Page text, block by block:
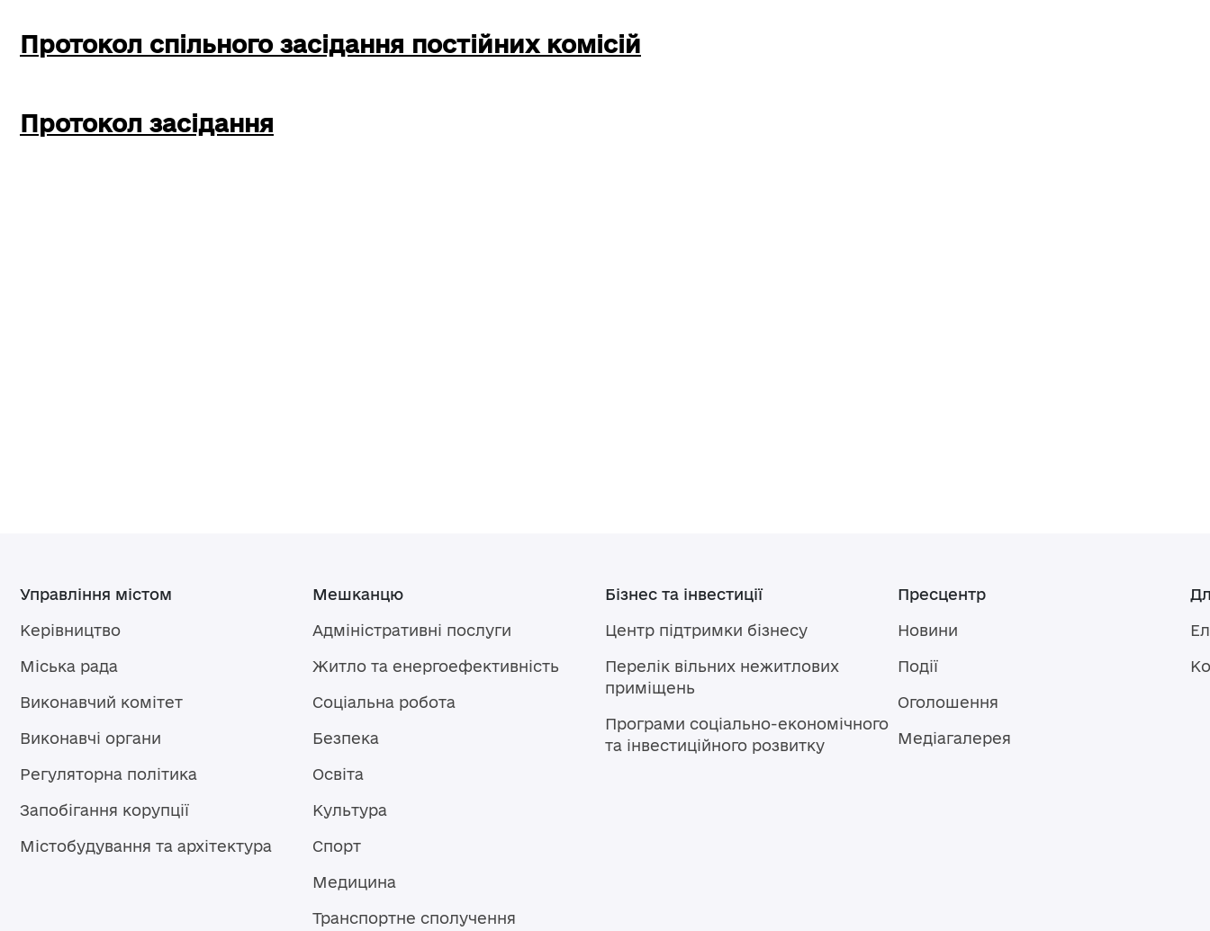
Протокол спільного засідання постійних комісій
Протокол засідання
Управління містом
Керівництво
Міська рада
Виконавчий комітет
Виконавчі органи
Регуляторна політика
Запобігання корупції
Містобудування та архітектура
Мешканцю
Адміністративні послуги
Житло та енергоефективність
Соціальна робота
Безпека
Освіта
Культура
Спорт
Медицина
Транспортне сполучення
Бізнес та інвестиції
Центр підтримки бізнесу
Перелік вільних нежитлових
приміщень
Програми соціально-економічного
та інвестиційного розвитку
Пресцентр
Новини
Події
Оголошення
Медіагалерея